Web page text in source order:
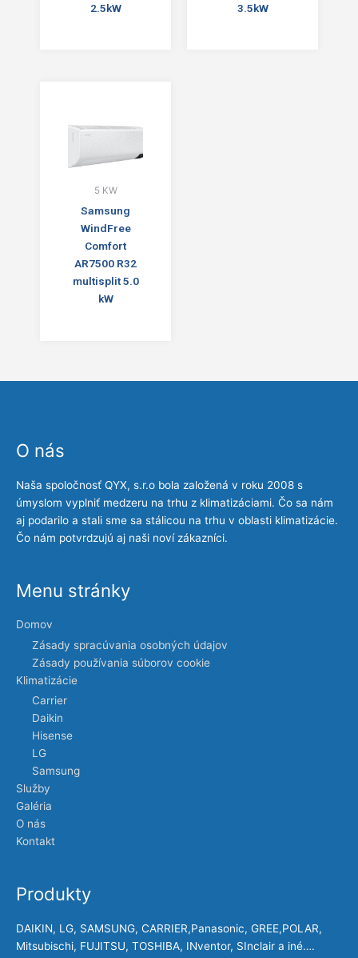
2.5kW
3.5kW
5 KW
Samsung
WindFree
Comfort
AR7500 R32
multisplit 5.0
kW
O nás
Naša spoločnosť QYX, s.r.o bola založená v roku 2008 s
úmyslom vyplniť medzeru na trhu z klimatizáciami. Čo sa nám
aj podarilo a stali sme sa stálicou na trhu v oblasti klimatizácie.
Čo nám potvrdzujú aj naši noví zákazníci.
Menu stránky
Domov
Zásady spracúvania osobných údajov
Zásady používania súborov cookie
Klimatizácie
Carrier
Daikin
Hisense
LG
Samsung
Služby
Galéria
O nás
Kontakt
Produkty
DAIKIN, LG, SAMSUNG, CARRIER,Panasonic, GREE,POLAR,
Mitsubischi, FUJITSU, TOSHIBA, INventor, SInclair a iné….